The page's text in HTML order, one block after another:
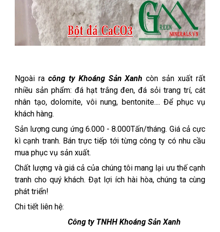
Ngoài ra công ty Khoáng Sản Xanh còn sản xuất rất
nhiều sản phẩm: đá hạt trắng đen, đá sỏi trang trí, cát
nhân tạo, dolomite, vôi nung, bentonite.... Để phục vụ
khách hàng.
Sản lượng cung ứng 6.000 - 8.000Tấn/tháng. Giá cả cực
kì cạnh tranh. Bán trực tiếp tới từng công ty có nhu cầu
mua phục vụ sản xuất.
Chất lượng và giá cả của chúng tôi mang lại ưu thế cạnh
tranh cho quý khách. Đạt lợi ích hài hòa, chúng ta cùng
phát triển!
Chi tiết liên hệ:
Công ty TNHH Khoáng Sản Xanh